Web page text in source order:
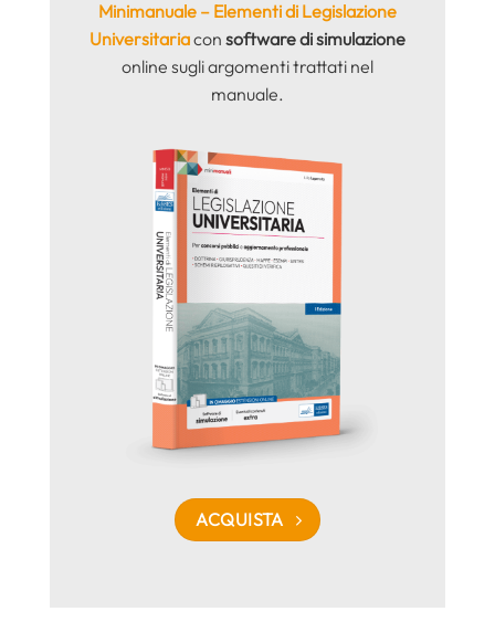
Minimanuale – Elementi di Legislazione
Universitariacon software di simulazione
online sugli argomenti trattati nel
manuale.
ACQUISTA